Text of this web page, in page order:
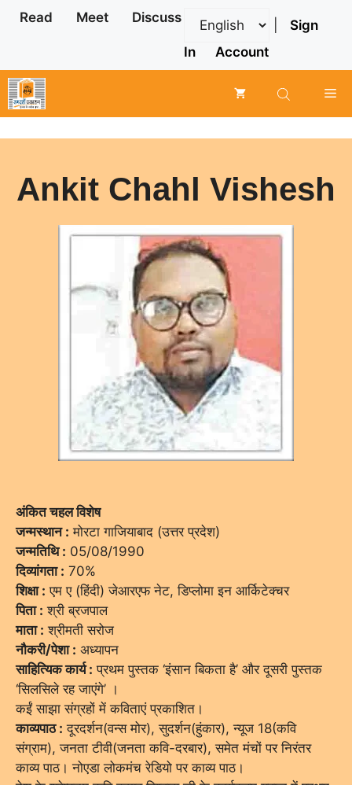
Skip
Read Meet Discuss
Sign
In
Account
Ankit Chahl Vishesh
अंकित चहल विशेष
जन्मस्थान : मोरटा गाजियाबाद (उत्तर प्रदेश)
जन्मतिथि : 05/08/1990
दिव्यांगता : 70%
शिक्षा : एम ए (हिंदी) जेआरएफ नेट, डिप्लोमा इन आर्किटेक्चर
पिता : श्री ब्रजपाल
माता : श्रीमती सरोज
नौकरी/पेशा : अध्यापन
साहित्यिक कार्य : प्रथम पुस्तक ‘इंसान बिकता है’ और दूसरी पुस्तक
‘सिलसिले रह जाएंगे’ ।
कईं साझा संग्रहों में कविताएं प्रकाशित।
काव्यपाठ : दूरदर्शन(वन्स मोर), सुदर्शन(हुंकार), न्यूज 18(कवि
संग्राम), जनता टीवी(जनता कवि-दरबार), समेत मंचों पर निरंतर
काव्य पाठ। नोएडा लोकमंच रेडियो पर काव्य पाठ।